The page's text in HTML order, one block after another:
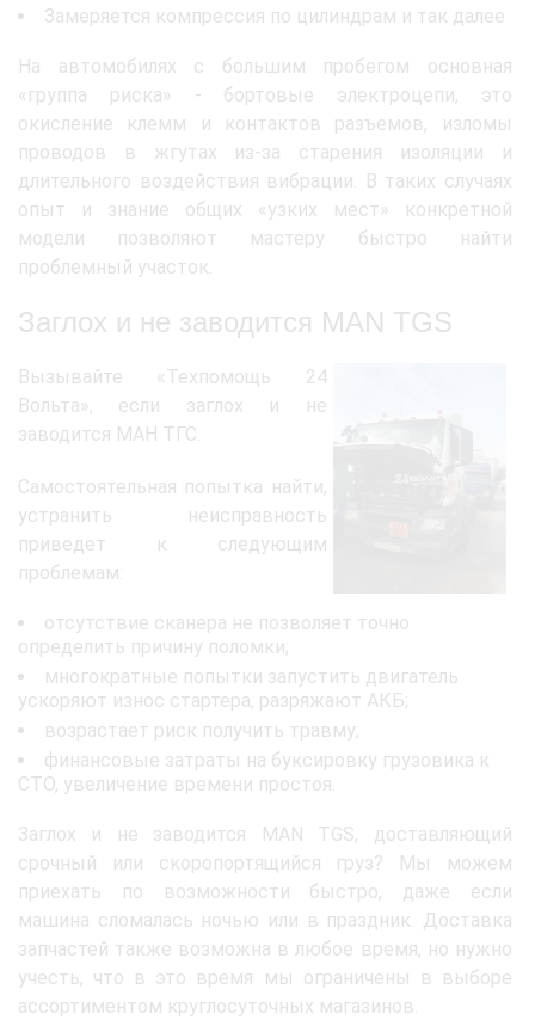
Замеряется компрессия по цилиндрам и так далее
На автомобилях с большим пробегом основная
«группа риска» - бортовые электроцепи, это
окисление клемм и контактов разъемов, изломы
проводов в жгутах из-за старения изоляции и
длительного воздействия вибрации. В таких случаях
опыт и знание общих «узких мест» конкретной
модели позволяют мастеру быстро найти
проблемный участок.
Заглох и не заводится MAN TGS
Вызывайте «Техпомощь 24
Вольта», если заглох и не
заводится МАН ТГС.
Самостоятельная попытка найти,
устранить неисправность
приведет к следующим
проблемам:
отсутствие сканера не позволяет точно
определить причину поломки;
многократные попытки запустить двигатель
ускоряют износ стартера, разряжают АКБ;
возрастает риск получить травму;
финансовые затраты на буксировку грузовика к
СТО, увеличение времени простоя.
Заглох и не заводится MAN TGS, доставляющий
срочный или скоропортящийся груз? Мы можем
приехать по возможности быстро, даже если
машина сломалась ночью или в праздник. Доставка
запчастей также возможна в любое время, но нужно
учесть, что в это время мы ограничены в выборе
ассортиментом круглосуточных магазинов.